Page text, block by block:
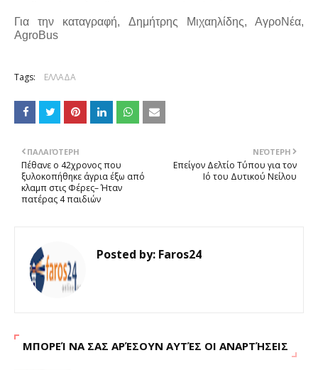
Για την καταγραφή, Δημήτρης Μιχαηλίδης, ΑγροΝέα,
AgroBus
Tags: ΕΛΛΑΔΑ
ΝΕΌΤΕΡΗ
Επείγον Δελτίο Τύπου για τον
Ιό του Δυτικού Νείλου
ΠΑΛΑΙΌΤΕΡΗ
Πέθανε ο 42χρονος που
ξυλοκοπήθηκε άγρια έξω από
κλαμπ στις Φέρες– Ήταν
πατέρας 4 παιδιών
Posted by: Faros24
ΜΠΟΡΕΊ ΝΑ ΣΑΣ ΑΡΈΣΟΥΝ ΑΥΤΈΣ ΟΙ ΑΝΑΡΤΉΣΕΙΣ